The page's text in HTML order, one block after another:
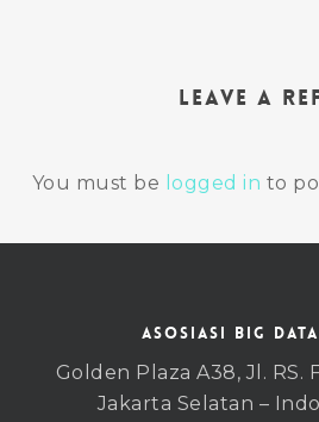
Leave a
You must be logged in to
ASOSIASI BIG
Golden Plaza A38, Jl. RS.
Jakarta Selatan –